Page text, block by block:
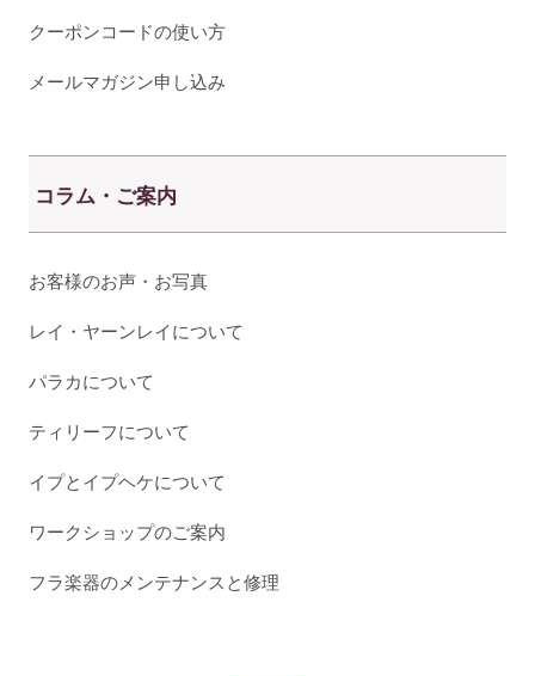
クーポンコードの使い方
メールマガジン申し込み
コラム・ご案内
お客様のお声・お写真
レイ・ヤーンレイについて
パラカについて
ティリーフについて
イプとイプヘケについて
ワークショップのご案内
フラ楽器のメンテナンスと修理